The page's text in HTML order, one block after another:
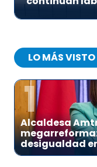
LO MÁS VISTO
1
Alcaldesa
desigualdad